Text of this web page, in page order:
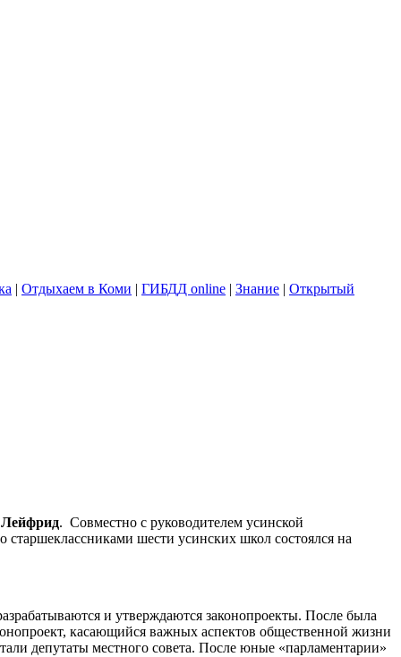
| Отдыхаем в Коми | ГИБДД online | Знание | Открытый
. Совместно с руководителем усинской
шести усинских школ состоялся на
и утверждаются законопроекты. После была
касающийся важных аспектов общественной жизни
депутаты местного совета. После юные «парламентарии»